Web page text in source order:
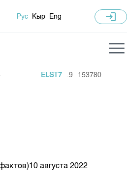
Рус Кыр Eng login
ELST7 .9 153780
августа 2022